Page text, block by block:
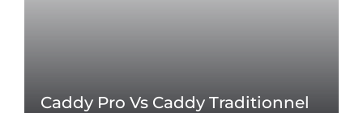
Caddy Pro Vs Caddy Traditionnel